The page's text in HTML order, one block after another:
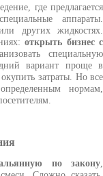
где предлагается
аппараты.
других жидкостях.
открыть бизнес с
специальную
вариант проще в
затраты. Но все
нормам,
по закону,